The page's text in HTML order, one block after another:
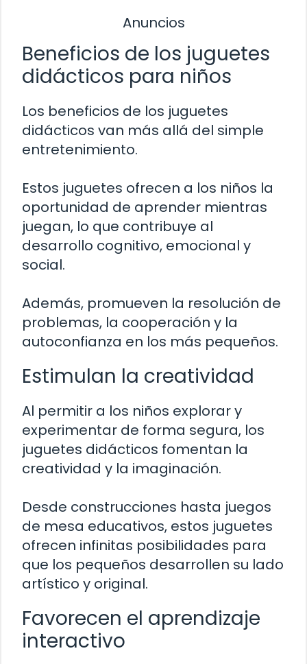
Anuncios
Beneficios de los juguetes
didácticos para niños
Los beneficios de los juguetes
didácticos van más allá del simple
entretenimiento.
Estos juguetes ofrecen a los niños la
oportunidad de aprender mientras
juegan, lo que contribuye al
desarrollo cognitivo, emocional y
social.
Además, promueven la resolución de
problemas, la cooperación y la
autoconfianza en los más pequeños.
Estimulan la creatividad
Al permitir a los niños explorar y
experimentar de forma segura, los
juguetes didácticos fomentan la
creatividad y la imaginación.
Desde construcciones hasta juegos
de mesa educativos, estos juguetes
ofrecen infinitas posibilidades para
que los pequeños desarrollen su lado
artístico y original.
Favorecen el aprendizaje
interactivo